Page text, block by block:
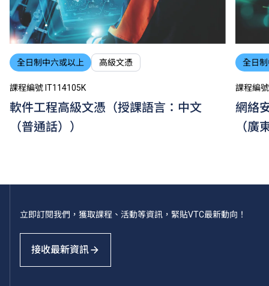
全日制中六或以上 高級文憑
課程編號 IT114105K
軟件工程高級文憑（授課語言：中文
（普通話））
全日
課程編
網絡
（廣
立即訂閱我們，獲取課程、活動等資訊，緊貼VTC最新動向！
接收最新資訊